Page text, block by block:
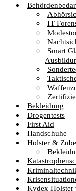
IT
Smart
Bekleidung
Drogentests
First Aid
Handschuhe
Holster &
Kydex Holster